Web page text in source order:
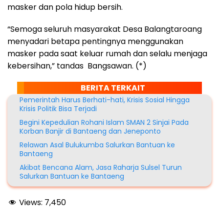
masker dan pola hidup bersih.
“Semoga seluruh masyarakat Desa Balangtaroang
menyadari betapa pentingnya menggunakan
masker pada saat keluar rumah dan selalu menjaga
kebersihan,” tandas Bangsawan. (*)
BERITA TERKAIT
Pemerintah Harus Berhati-hati, Krisis Sosial Hingga
Krisis Politik Bisa Terjadi
Begini Kepedulian Rohani Islam SMAN 2 Sinjai Pada
Korban Banjir di Bantaeng dan Jeneponto
Relawan Asal Bulukumba Salurkan Bantuan ke
Bantaeng
Akibat Bencana Alam, Jasa Raharja Sulsel Turun
Salurkan Bantuan ke Bantaeng
Views: 7,450